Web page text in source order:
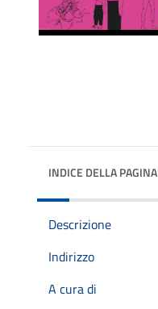
INDICE DELLA PAGINA
Descrizione
Indirizzo
A cura di